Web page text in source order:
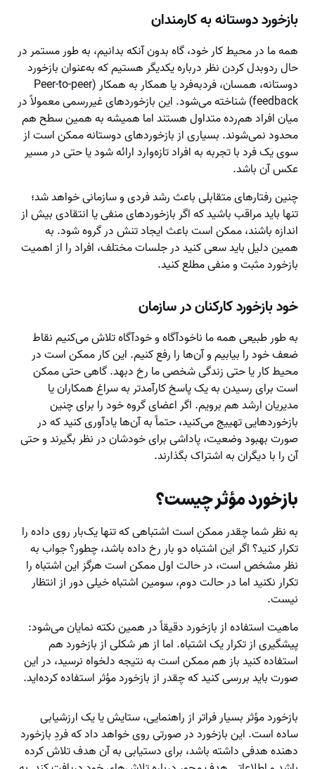
بازخورد دوستانه به کارمندان
همه ما در محیط کار خود، گاه بدون آنکه بدانیم، به طور مستمر در
حال ردوبدل کردن نظر درباره یکدیگر هستیم که به‌عنوان بازخورد
دوستانه، همسان، فردبه‌فرد یا همکار به همکار (Peer-to-peer
feedback) شناخته می‌شود. این بازخوردهای غیررسمی معمولاً در
میان افراد هم‌رده متداول هستند اما همیشه به همین سطح هم
محدود نمی‌شوند. بسیاری از بازخوردهای دوستانه ممکن است از
سوی یک فرد با تجربه به افراد تازه‌وارد ارائه شود یا حتی در مسیر
عکس آن باشد.
چنین رفتارهای متقابلی باعث رشد فردی و سازمانی خواهد شد؛
تنها باید مراقب باشید که اگر بازخوردهای منفی یا انتقادی بیش از
اندازه باشند، ممکن است باعث ایجاد تنش در گروه شود. به
همین دلیل باید سعی کنید در جلسات مختلف، افراد را از اهمیت
بازخورد مثبت و منفی مطلع کنید.
خود بازخورد کارکنان در سازمان
به طور طبیعی همه ما ناخودآگاه و خودآگاه تلاش می‌کنیم نقاط
ضعف خود را بیابیم و آن‌ها را رفع کنیم. این کار ممکن است در
محیط کار یا حتی زندگی شخصی ما رخ دبهد. گاهی حتی ممکن
است برای رسیدن به یک پاسخ کارآمدتر به سراغ همکاران یا
مدیریان ارشد هم برویم. اگر اعضای گروه خود را برای چنین
بازخوردهایی تهییج می‌کنید، حتماً به آن‌ها یادآوری کنید که در
صورت بهبود وضعیت، پاداشی برای خودشان در نظر بگیرند و حتی
آن را با دیگران به اشتراک بگذارند.
بازخورد مؤثر چیست؟
به نظر شما چقدر ممکن است اشتباهی که تنها یک‌بار روی داده را
تکرار کنید؟ اگر این اشتباه دو بار رخ داده باشد، چطور؟ جواب به
نظر مشخص است، در حالت اول ممکن است هرگز این اشتباه را
تکرار نکنید اما در حالت دوم، سومین اشتباه خیلی دور از انتظار
نیست.
ماهیت استفاده از بازخورد دقیقاً در همین نکته نمایان می‌شود:
پیشگیری از تکرار یک اشتباه. اما از هر شکلی از بازخورد هم
استفاده کنید باز هم ممکن است به نتیجه دلخواه نرسید، در این
صورت باید بررسی کنید که چقدر از بازخورد مؤثر استفاده کرده‌اید.
بازخورد مؤثر بسیار فراتر از راهنمایی، ستایش یا یک ارزشیابی
ساده است. این بازخورد در صورتی روی خواهد داد که فردِ بازخورد
دهنده هدفی داشته باشد، برای دستیابی به آن هدف تلاش کرده